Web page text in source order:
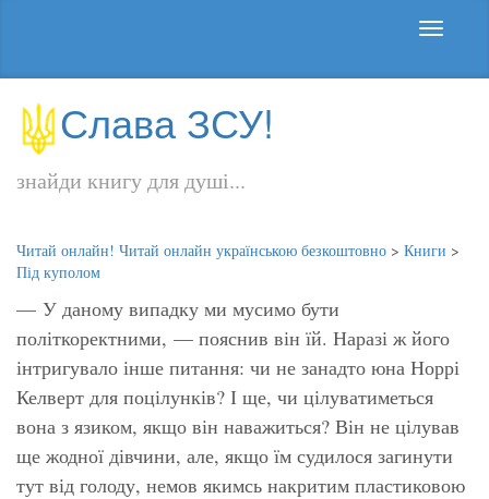
Слава ЗСУ!
знайди книгу для душі...
Читай онлайн! Читай онлайн українською безкоштовно > Книги >
Під куполом
— У даному випадку ми мусимо бути
політкоректними, — пояснив він їй. Наразі ж його
інтригувало інше питання: чи не занадто юна Норрі
Келверт для поцілунків? І ще, чи цілуватиметься
вона з язиком, якщо він наважиться? Він не цілував
ще жодної дівчини, але, якщо їм судилося загинути
тут від голоду, немов якимсь накритим пластиковою